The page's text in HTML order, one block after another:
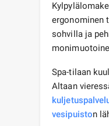
ergonominen
sohvilla ja
Spa-tilaan
Altaan
vesipuiston